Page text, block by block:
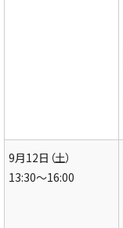
9月12日（土）
13:30～16:00